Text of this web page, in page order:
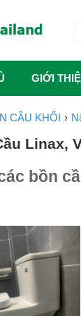
GIỚI
CẦU KHỐI
Linax,
bồn